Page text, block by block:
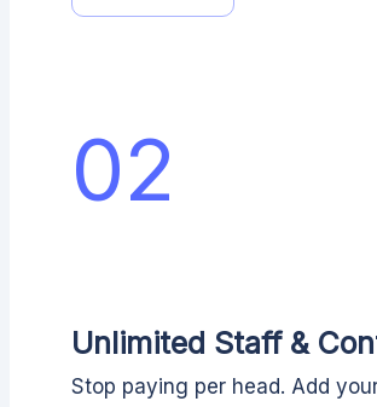
02
Unlimited Staff &
Stop paying per head. Add